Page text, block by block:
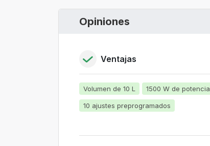
Opiniones
Ventajas
Volumen de 10 L 1500 W de potencia
10 ajustes preprogramados